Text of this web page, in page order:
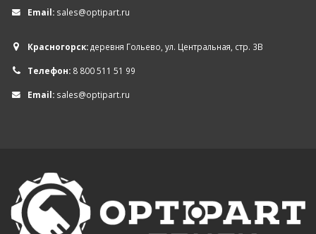
Email: sales@optipart.ru
Красногорск:деревня Гольево, ул. Центральная, стр. 3В
Телефон: 8 800 511 51 99
Email: sales@optipart.ru